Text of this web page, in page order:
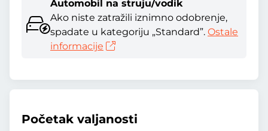
Automobil na struju/vodik
Ako niste zatražili iznimno odobrenje,
spadate u kategoriju „Standard”. Ostale
informacije
Početak valjanosti